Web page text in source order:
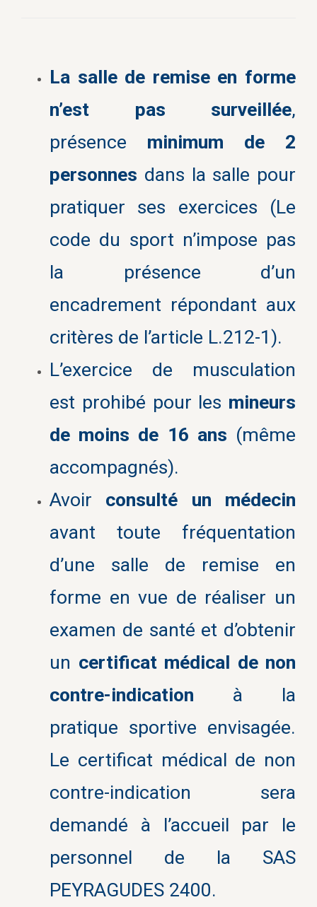
La salle de remise en forme
n’est pas surveillée,
présence minimum de 2
personnes dans la salle pour
pratiquer ses exercices (Le
code du sport n’impose pas
la présence d’un
encadrement répondant aux
critères de l’article L.212-1).
L’exercice de musculation
est prohibé pour les mineurs
de moins de 16 ans (même
accompagnés).
Avoir consulté un médecin
avant toute fréquentation
d’une salle de remise en
forme en vue de réaliser un
examen de santé et d’obtenir
un certificat médical de non
contre-indication à la
pratique sportive envisagée.
Le certificat médical de non
contre-indication sera
demandé à l’accueil par le
personnel de la SAS
PEYRAGUDES 2400.